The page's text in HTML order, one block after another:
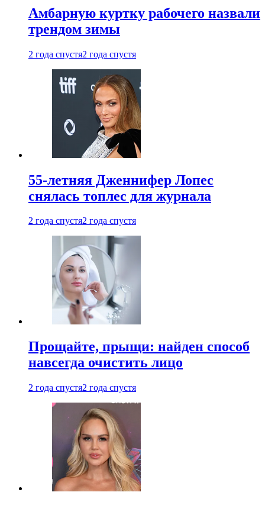
Амбарную куртку рабочего назвали
трендом зимы
2 года спустя2 года спустя
55-летняя Дженнифер Лопес
снялась топлес для журнала
2 года спустя2 года спустя
Прощайте, прыщи: найден способ
навсегда очистить лицо
2 года спустя2 года спустя